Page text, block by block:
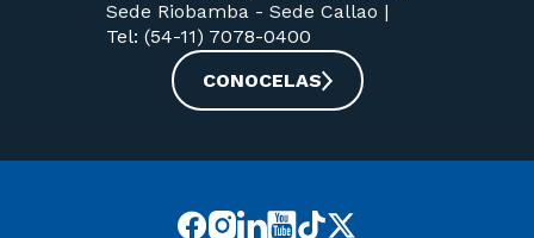
Sede Riobamba - Sede Callao |
Tel: (54-11) 7078-0400
CONOCELAS